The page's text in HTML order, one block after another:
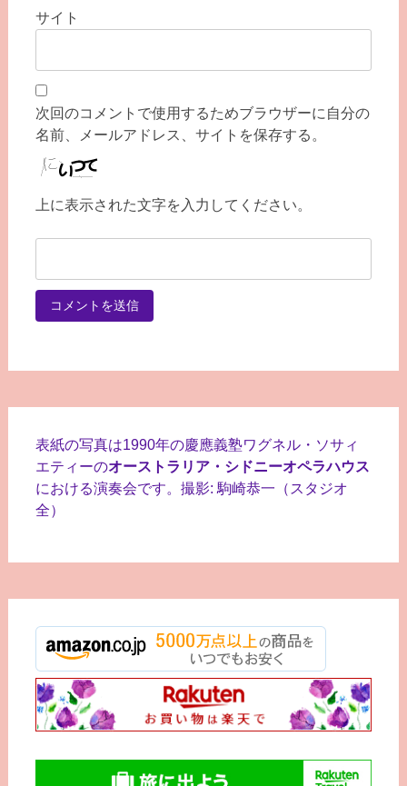
サイト
次回のコメントで使用するためブラウザーに自分の
名前、メールアドレス、サイトを保存する。
上に表示された文字を入力してください。
表紙の写真は1990年の慶應義塾ワグネル・ソサィ
エティーのオーストラリア・シドニーオペラハウス
における演奏会です。撮影: 駒崎恭一（スタジオ
全）